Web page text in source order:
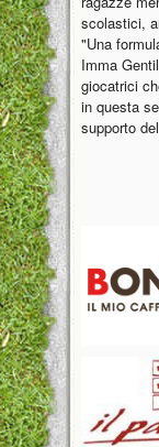
scolastici,
"Una
Imma
giocatrici
in questa
supporto